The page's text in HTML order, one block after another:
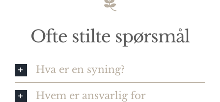
Ofte stilte spørsmål
Hva er en syning?
Hvem er ansvarlig for